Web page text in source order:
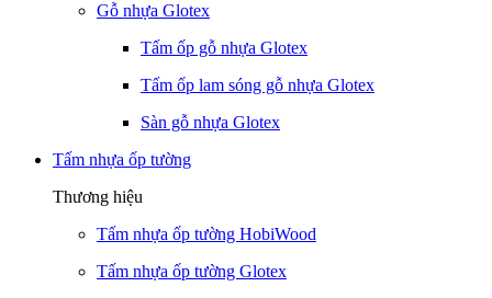
Gỗ nhựa Glotex
Tấm ốp gỗ nhựa Glotex
Tấm ốp lam sóng gỗ nhựa Glotex
Sàn gỗ nhựa Glotex
Tấm nhựa ốp tường
Thương hiệu
Tấm nhựa ốp tường HobiWood
Tấm nhựa ốp tường Glotex